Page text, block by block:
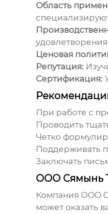
Область
Ценовая
Репутация:
Сертификация:
При работе с
Проводить
Четко
Поддерживать
Заключать
ООО Сямынь
Компания ООО
может оказать